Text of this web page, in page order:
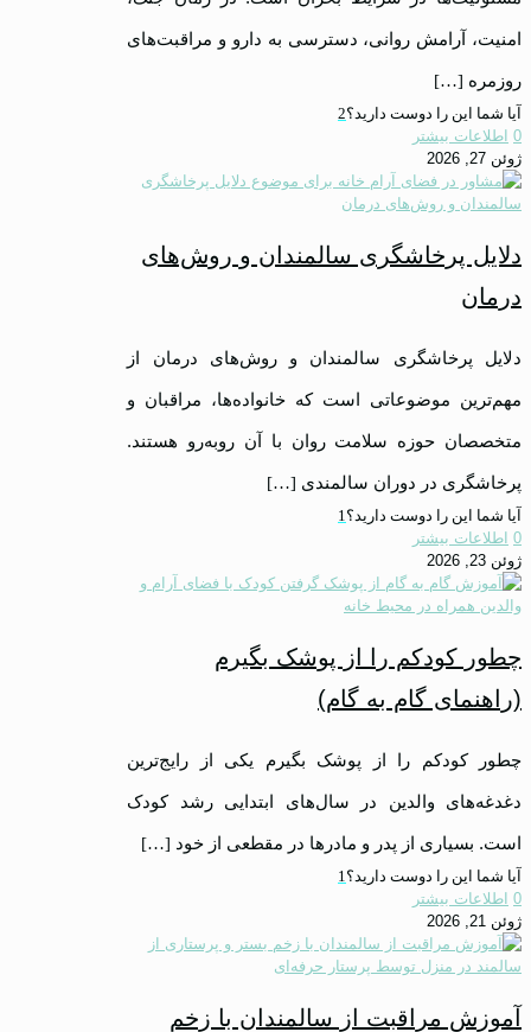
امنیت، آرامش روانی، دسترسی به دارو و مراقبت‌های
روزمره […]
آیا شما این را دوست دارید؟2
0 اطلاعات بیشتر
ژوئن 27, 2026
دلایل پرخاشگری سالمندان و روش‌های
درمان
دلایل پرخاشگری سالمندان و روش‌های درمان از
مهم‌ترین موضوعاتی است که خانواده‌ها، مراقبان و
متخصصان حوزه سلامت روان با آن روبه‌رو هستند.
پرخاشگری در دوران سالمندی […]
آیا شما این را دوست دارید؟1
0 اطلاعات بیشتر
ژوئن 23, 2026
چطور کودکم را از پوشک بگیرم
(راهنمای گام به گام)
چطور کودکم را از پوشک بگیرم یکی از رایج‌ترین
دغدغه‌های والدین در سال‌های ابتدایی رشد کودک
است. بسیاری از پدر و مادرها در مقطعی از خود […]
آیا شما این را دوست دارید؟1
0 اطلاعات بیشتر
ژوئن 21, 2026
آموزش مراقبت از سالمندان با زخم